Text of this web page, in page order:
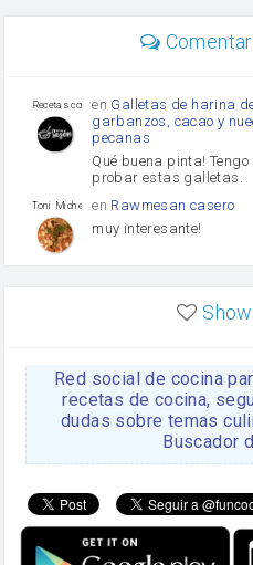
Recetas con sazon
en Galletas de harina
garbanzos, cacao y
pecanas
Qué buena pinta! Tengo
probar estas galletas.
Toni Michel Caubet
en Rawmesan casero
muy interesante!
enLasaña casera fácil
HOJALDROSA TV
enGachas de la abuela
Rosa
https://youtu.be/
Rosa enReceta Del Bizcocho
Disculpa. En la foto
el bizcocho de xoco y en el
apartado de los
te has olvidado de poner
Red social de cocina
recetas de cocina,
dudas sobre temas
Buscador